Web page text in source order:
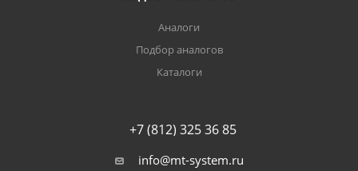
Аналоги
Подбор аналогов
Каталоги
+7 (812) 325 36 85
info@mt-system.ru